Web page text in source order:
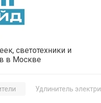
светотехники и
в Москве
Удлинитель